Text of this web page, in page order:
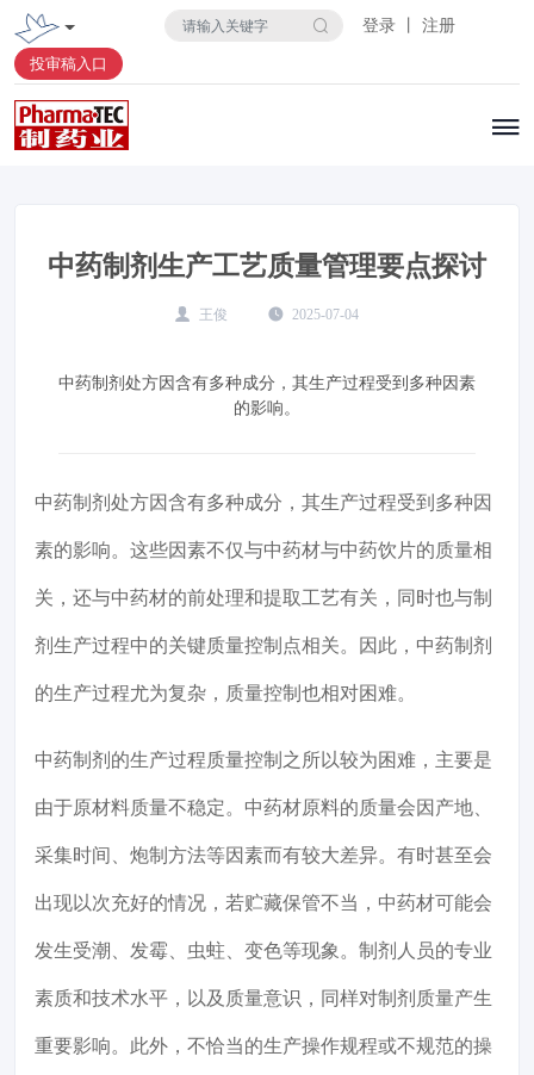
登录 丨 注册
投审稿入口
中药制剂生产工艺质量管理要点探讨
王俊 2025-07-04
中药制剂处方因含有多种成分，其生产过程受到多种因素
的影响。
中药制剂处方因含有多种成分，其生产过程受到多种因
素的影响。这些因素不仅与中药材与中药饮片的质量相
关，还与中药材的前处理和提取工艺有关，同时也与制
剂生产过程中的关键质量控制点相关。因此，中药制剂
的生产过程尤为复杂，质量控制也相对困难。
中药制剂的生产过程质量控制之所以较为困难，主要是
由于原材料质量不稳定。中药材原料的质量会因产地、
采集时间、炮制方法等因素而有较大差异。有时甚至会
出现以次充好的情况，若贮藏保管不当，中药材可能会
发生受潮、发霉、虫蛀、变色等现象。制剂人员的专业
素质和技术水平，以及质量意识，同样对制剂质量产生
重要影响。此外，不恰当的生产操作规程或不规范的操